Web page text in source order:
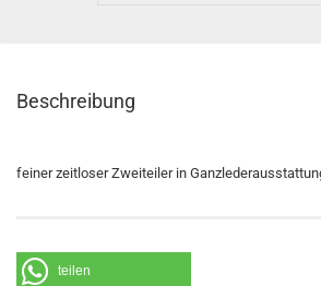
Beschreibung
feiner zeitloser Zweiteiler in
teilen